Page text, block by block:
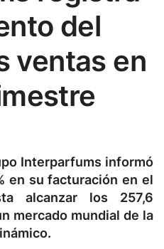
del
ventas en
Interparfums informó
en su facturación en el
alcanzar los 257,6
mercado mundial de la